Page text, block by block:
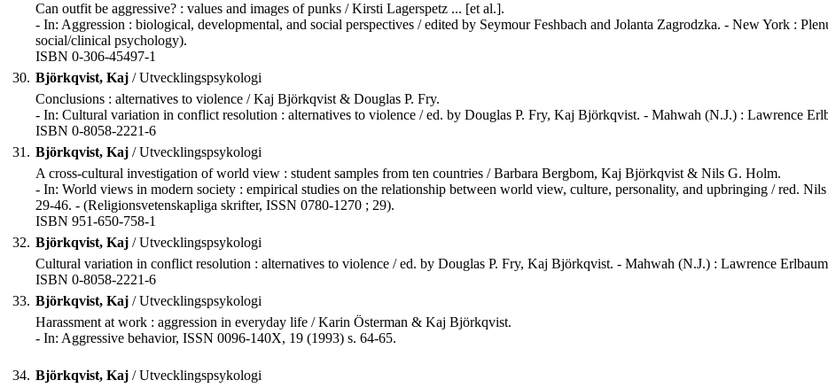
Can outfit be aggressive? : values and images of punks / Kirsti Lagerspetz ... [et al.].
- In: Aggression : biological, developmental, and social perspectives / edited by Seymour Feshbach and Jolanta Zagrodzka. - New York :
social/clinical psychology).
ISBN 0-306-45497-1
30. Björkqvist, Kaj / Utvecklingspsykologi
Conclusions : alternatives to violence / Kaj Björkqvist & Douglas P. Fry.
- In: Cultural variation in conflict resolution : alternatives to violence / ed. by Douglas P. Fry, Kaj Björkqvist. - Mahwah (N.J.) : Lawrence
ISBN 0-8058-2221-6
31. Björkqvist, Kaj / Utvecklingspsykologi
A cross-cultural investigation of world view : student samples from ten countries / Barbara Bergbom, Kaj Björkqvist & Nils G. Holm.
- In: World views in modern society : empirical studies on the relationship between world view, culture, personality, and upbringing / red.
29-46. - (Religionsvetenskapliga skrifter, ISSN 0780-1270 ; 29).
ISBN 951-650-758-1
32. Björkqvist, Kaj / Utvecklingspsykologi
Cultural variation in conflict resolution : alternatives to violence / ed. by Douglas P. Fry, Kaj Björkqvist. - Mahwah (N.J.) : Lawrence
ISBN 0-8058-2221-6
33. Björkqvist, Kaj / Utvecklingspsykologi
Harassment at work : aggression in everyday life / Karin Österman & Kaj Björkqvist.
- In: Aggressive behavior, ISSN 0096-140X, 19 (1993) s. 64-65.
34. Björkqvist, Kaj / Utvecklingspsykologi